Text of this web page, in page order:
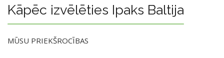
Kāpēc izvēlēties Ipaks Baltija
MŪSU PRIEKŠROCĪBAS